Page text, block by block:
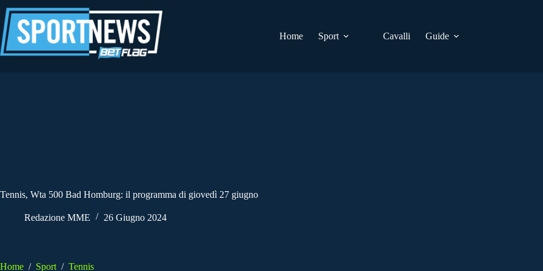
al
contenuto
Home
Sport Cavalli Guide
Tennis, Wta 500 Bad Homburg: il programma di giovedì 27 giugno
Redazione MME 26 Giugno 2024
Home / Sport / Tennis